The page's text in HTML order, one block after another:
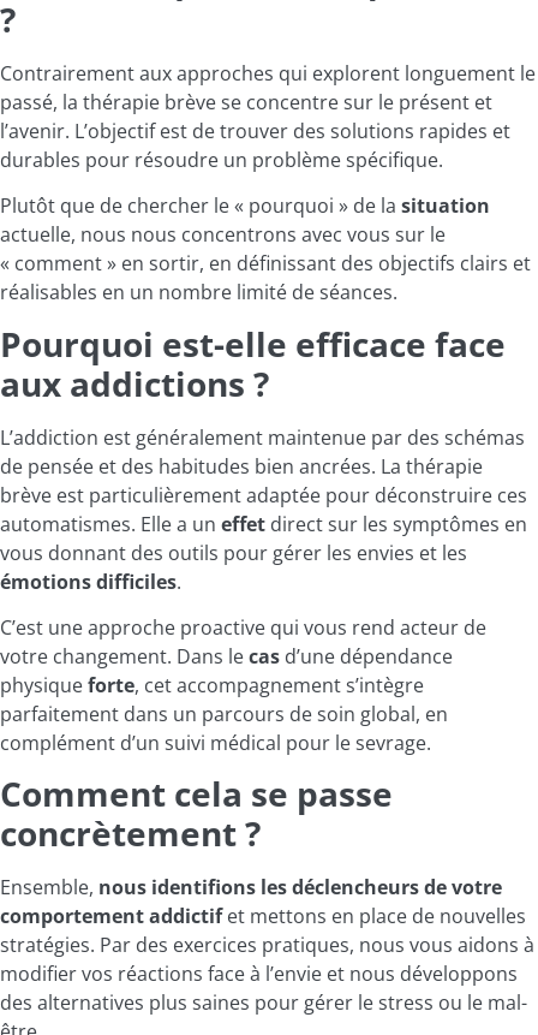
?
Contrairement aux approches qui explorent longuement le
passé, la thérapie brève se concentre sur le présent et
l’avenir. L’objectif est de trouver des solutions rapides et
durables pour résoudre un problème spécifique.
Plutôt que de chercher le « pourquoi » de la situation
actuelle, nous nous concentrons avec vous sur le
« comment » en sortir, en définissant des objectifs clairs et
réalisables en un nombre limité de séances.
Pourquoi est-elle efficace face
aux addictions ?
L’addiction est généralement maintenue par des schémas
de pensée et des habitudes bien ancrées. La thérapie
brève est particulièrement adaptée pour déconstruire ces
automatismes. Elle a un effet direct sur les symptômes en
vous donnant des outils pour gérer les envies et les
émotionsdifficiles.
C’est une approche proactive qui vous rend acteur de
votre changement. Dans lecas d’une dépendance
physiqueforte, cet accompagnement s’intègre
parfaitement dans un parcours de soin global, en
complément d’un suivi médical pour le sevrage.
Comment cela se passe
concrètement ?
Ensemble, nous identifions les déclencheurs de votre
comportement addictifet mettons en place de nouvelles
stratégies. Par des exercices pratiques, nous vous aidons à
modifier vos réactions face à l’envie et nous développons
des alternatives plus saines pour gérer le stress ou le mal-